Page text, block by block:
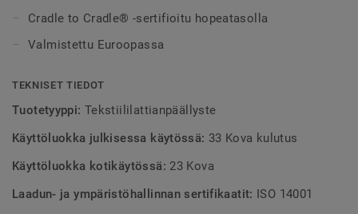
ainesosa on korvattu uudella biopohjaisella pääraaka-
aineella.
standardityyppiseen strukturoituun silmukkanukkaiseen
tekstiililattiaan (mediaaniarvot).
Cradle to Cradle® -sertifioitu hopeatasolla
Valmistettu Euroopassa
TEKNISET TIEDOT
Tuotetyyppi: Tekstiililattianpäällyste
Käyttöluokka julkisessa käytössä: 33 Kova kulutus
Käyttöluokka kotikäytössä: 23 Kova
Laadun- ja ympäristöhallinnan sertifikaatit: ISO 14001